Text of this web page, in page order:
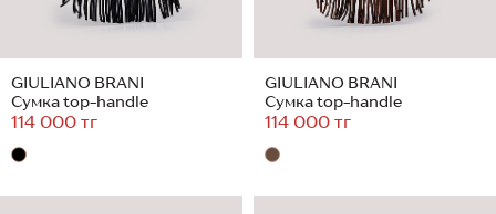
GIULIANO BRANI
Сумка top-handle
114 000 тг
GIULIANO BRANI
Сумка top-handle
114 000 тг